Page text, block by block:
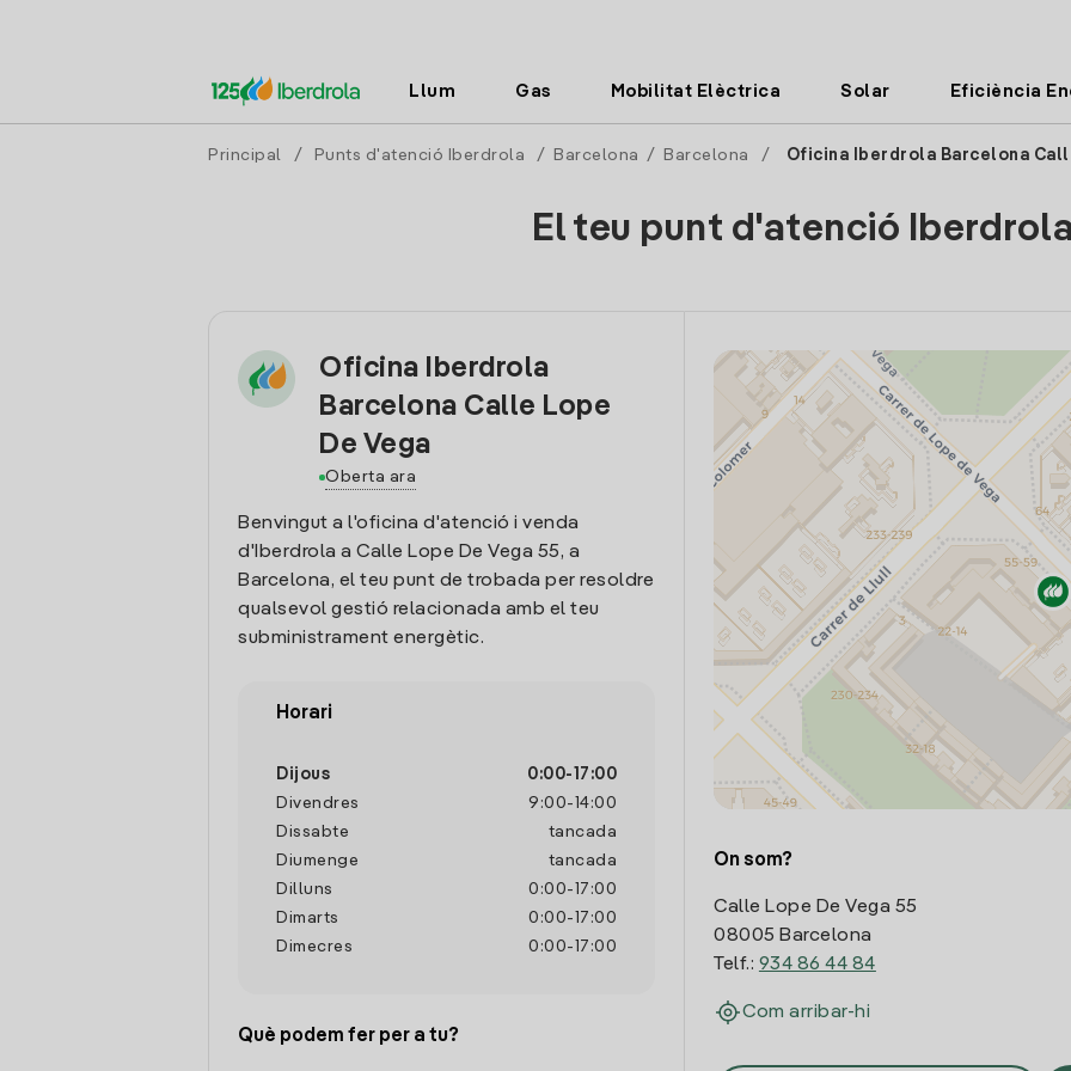
Llum Gas Mobilitat Elèctrica Solar Eficiència
Principal / Punts d'atenció Iberdrola / Barcelona / Barcelona / Oficina Iberdrola Barcelona
El teu punt d'atenció
Oficina Iberdrola
Barcelona Calle Lope
De Vega
Oberta ara
Benvingut a l'oficina d'atenció i venda
d'Iberdrola a Calle Lope De Vega 55, a
Barcelona, el teu punt de trobada per resoldre
qualsevol gestió relacionada amb el teu
subministrament energètic.
Horari
Dijous 0:00- 17:00
Divendres
9:00- 14:00
Dissabte
tancada
Diumenge
tancada
Dilluns
0:00- 17:00
Dimarts
0:00- 17:00
Dimecres
0:00- 17:00
Què podem fer per a tu?
On som?
Calle Lope De Vega 55
08005 Barcelona
Telf.: 934 86 44 84
Com arribar-hi